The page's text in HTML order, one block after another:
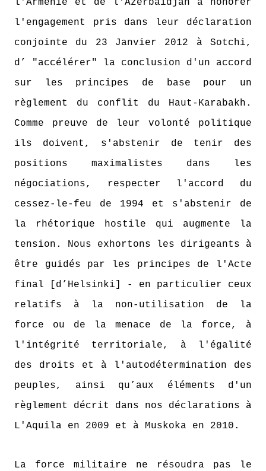
l'Arménie et de l'Azerbaïdjan à honorer
l'engagement pris dans leur déclaration
conjointe du 23 Janvier 2012 à Sotchi,
d’ "accélérer" la conclusion d'un accord
sur les principes de base pour un
règlement du conflit du Haut-Karabakh.
Comme preuve de leur volonté politique
ils doivent, s'abstenir de tenir des
positions maximalistes dans les
négociations, respecter l'accord du
cessez-le-feu de 1994 et s'abstenir de
la rhétorique hostile qui augmente la
tension. Nous exhortons les dirigeants à
être guidés par les principes de l'Acte
final [d’Helsinki] - en particulier ceux
relatifs à la non-utilisation de la
force ou de la menace de la force, à
l'intégrité territoriale, à l'égalité
des droits et à l'autodétermination des
peuples, ainsi qu’aux éléments d'un
règlement décrit dans nos déclarations à
L'Aquila en 2009 et à Muskoka en 2010.
La force militaire ne résoudra pas le